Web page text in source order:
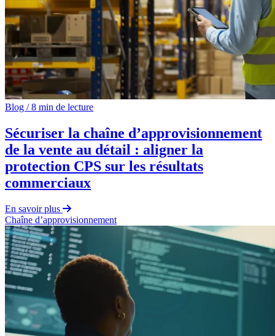
Blog /8 min de lecture
Sécuriser la chaîne d’approvisionnement
de la vente au détail : aligner la
protection CPS sur les résultats
commerciaux
En savoir plus
Chaîne d’approvisionnement